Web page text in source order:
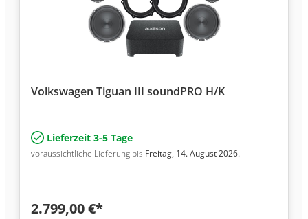
Volkswagen Tiguan III soundPRO H/K
Lieferzeit 3-5 Tage
voraussichtliche Lieferung bis Freitag, 14. August 2026.
2.799,00 €*